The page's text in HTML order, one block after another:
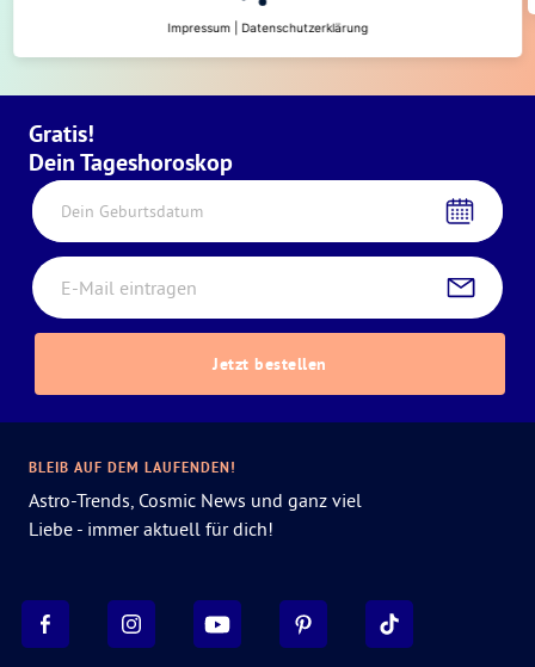
Gratis!
Dein Tageshoroskop
Dein Geburtsdatum
Jetzt bestellen
BLEIB AUF DEM LAUFENDEN!
Astro-Trends, Cosmic News und ganz viel
Liebe - immer aktuell für dich!
Impressum Datenschutzerklärung